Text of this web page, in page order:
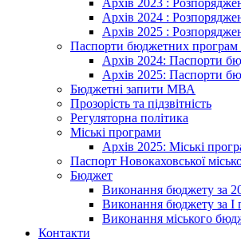
Архів 2024 :
Архів 2025 :
Паспорти бюджетних
Архів 2024: Паспорти
Архів 2025: Паспорти
Бюджетні запити МВА
Прозорість та підзвітність
Регуляторна політика
Міські програми
Архів 2025: Міські
Паспорт Новокаховської
Бюджет
Виконання бюджету за
Виконання бюджету за І
Виконання міського
Контакти